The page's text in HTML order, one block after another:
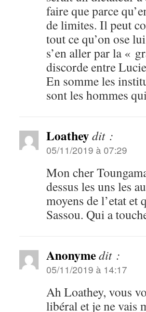
faire que parce
de limites. Il peut
tout ce qu’on ose
s’en aller par la «
discorde entre
En somme les
sont les hommes
Loatheydit :
05/11/2019 à 07:29
Mon cher
dessus les uns les
moyens de l’etat et
Sassou. Qui a
Anonymedit :
05/11/2019 à 14:17
Ah Loathey, vous
libéral et je ne vais